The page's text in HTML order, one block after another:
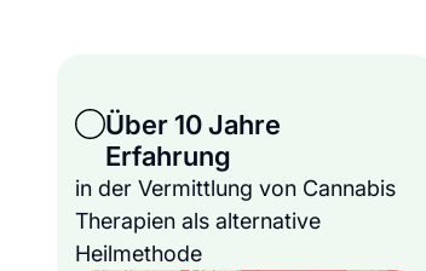
Über 10 Jahre
Erfahrung
in der Vermittlung von Cannabis
Therapien als alternative
Heilmethode